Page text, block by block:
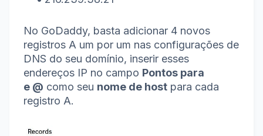
No GoDaddy, basta adicionar 4 novos
registros A um por um nas configurações de
DNS do seu domínio, inserir esses
endereços IP no campo Pontos para
e @ como seu nome de host para cada
registro A.